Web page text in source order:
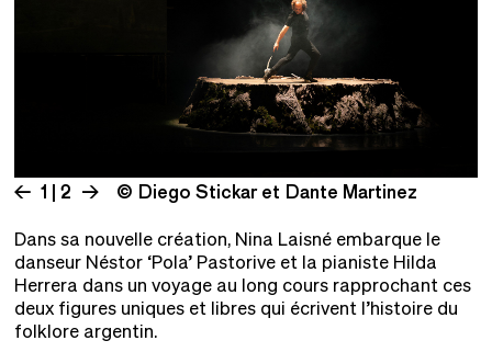
1 | 2 © Diego Stickar et Dante Martinez
Dans sa nouvelle création, Nina Laisné embarque le
danseur Néstor ‘Pola’ Pastorive et la pianiste Hilda
Herrera dans un voyage au long cours rapprochant ces
deux figures uniques et libres qui écrivent l’histoire du
folklore argentin.